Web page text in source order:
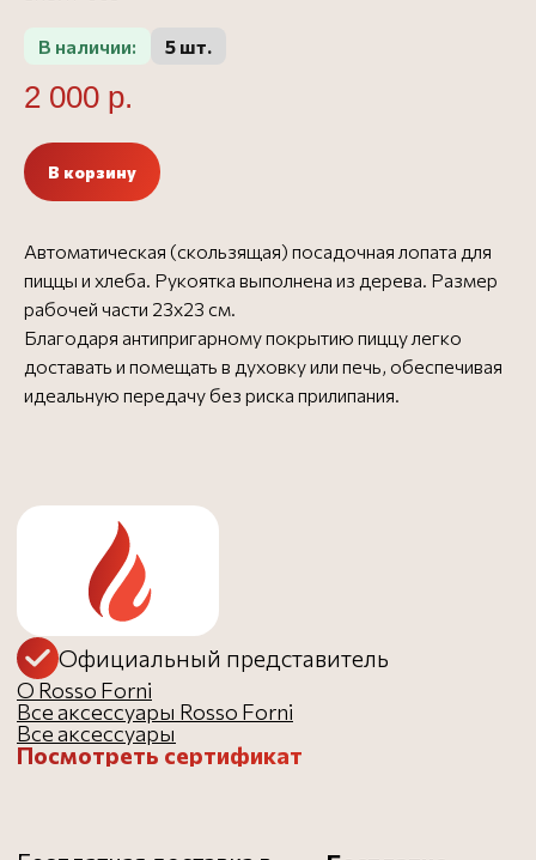
В наличии: 5 шт.
2 000 р.
В корзину
Автоматическая (скользящая) посадочная лопата для
пиццы и хлеба. Рукоятка выполнена из дерева. Размер
рабочей части 23х23 см.
Благодаря антипригарному покрытию пиццу легко
доставать и помещать в духовку или печь, обеспечивая
идеальную передачу без риска прилипания.
Официальный представитель
О Rosso Forni
Все аксессуары Rosso Forni
Все аксессуары
Посмотреть сертификат
Бесплатная доставка в Бесплатно
Доставка до ТК
Заказать в 1 клик